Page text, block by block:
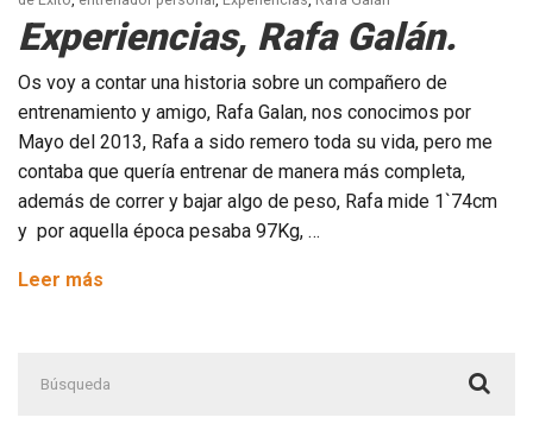
Experiencias, Rafa Galán.
Os voy a contar una historia sobre un compañero de
entrenamiento y amigo, Rafa Galan, nos conocimos por
Mayo del 2013, Rafa a sido remero toda su vida, pero me
contaba que quería entrenar de manera más completa,
además de correr y bajar algo de peso, Rafa mide 1`74cm
y por aquella época pesaba 97Kg, …
Leer más